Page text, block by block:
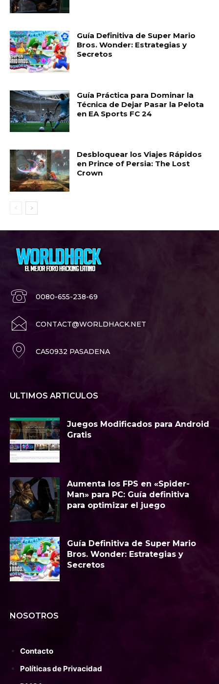
Guía Definitiva de Super Mario
Bros. Wonder: Estrategias y
Secretos
Guía Práctica para Dominar la
Técnica de Dejar Pasar la Pelota
en EA Sports FC 24
Desbloquear los Viajes Rápidos
en Prince of Persia: The Lost
Crown
0080-655-238-69
CONTACT@WORLDHACK.NET
CA50932 PASADENA
ULTIMOS ARTICULOS
Juegos Modificados para Android
Gratis
Aumenta los FPS en «Spider-
Man» para PC: Guía definitiva
para optimizar el juego
Guía Definitiva de Super Mario
Bros. Wonder: Estrategias y
Secretos
NOSOTROS
Contacto
Políticas de Privacidad